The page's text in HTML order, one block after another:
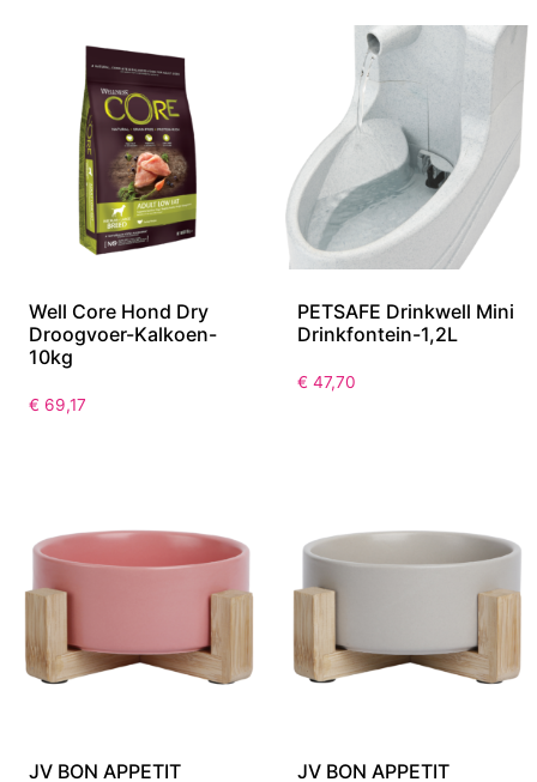
Well Core Hond Dry
Droogvoer-Kalkoen-
10kg
€ 69,17
PETSAFE Drinkwell Mini
Drinkfontein-1,2L
€ 47,70
JV BON APPETIT
JV BON APPETIT